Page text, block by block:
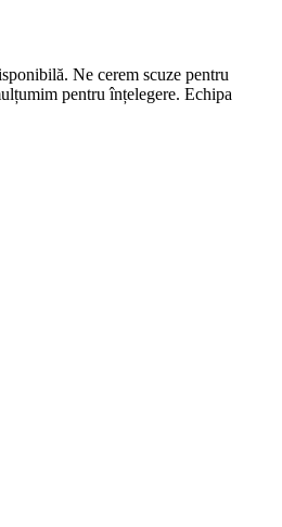
Ne cerem scuze pentru
pentru înțelegere. Echipa